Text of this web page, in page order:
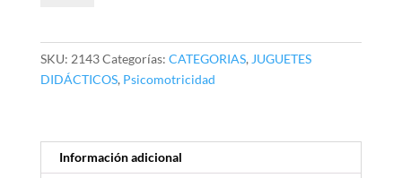
cantidad
SKU: 2143Categorías: CATEGORIAS, JUGUETES
DIDÁCTICOS, Psicomotricidad
Información adicional